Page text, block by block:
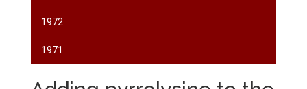
1972
1971